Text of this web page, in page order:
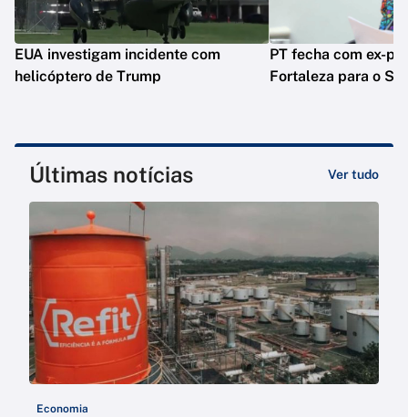
EUA investigam incidente com
helicóptero de Trump
PT fecha com ex-
Fortaleza para o
Últimas notícias Ver tudo
Economia